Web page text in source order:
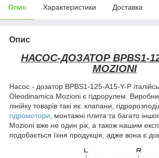
Опис Характеристики Доставка
Опис
НАСОС-ДОЗАТОР BPBS1-
MOZIONI
Насос - дозатор BPBS1-125-A15-Y-P
Oleodinamica Mozioni є гідрорулем.
лінійку товарів такі як: клапани,
гідромотори, монтажні плита та багато
Mozioni вже не один рік, а також нашим
подобається їхня продукція, адже вона є